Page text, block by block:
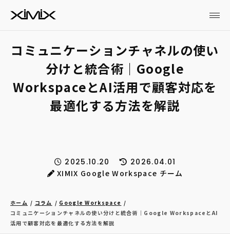
コミュニケーションチャネルの使い
分けと統合術｜Google
WorkspaceとAI活用で顧客対応を
最適化する方法を解説
2025.10.20
2026.04.01
XIMIX Google Workspace チーム
ホーム コラム
Google Workspace
コミュニケーションチャネルの使い分けと統合術｜Google WorkspaceとAI
活用で顧客対応を最適化する方法を解説